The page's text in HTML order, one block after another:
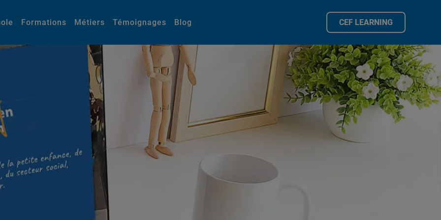
Formations Métiers Témoignages Blog CEF LEARNING